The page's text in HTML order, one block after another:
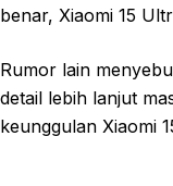
benar, Xiaomi 15
Rumor lain
detail lebih lanjut
keunggulan Xiaomi